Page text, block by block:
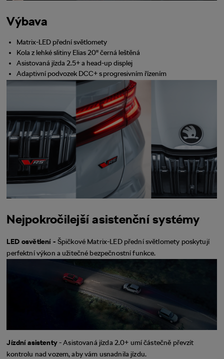
Výbava
Matrix-LED přední světlomety
Kola z lehké slitiny Elias 20" černá leštěná
Asistovaná jízda 2.5+ a head-up displej
Adaptivní podvozek DCC+ s progresivním řízením
Nejpokročilejší asistenční systémy
LED osvětlení - Špičkové Matrix-LED přední světlomety poskytují
perfektní výkon a užitečné bezpečnostní funkce.
Jízdní asistenty- Asistovaná jízda 2.0+ umí částečně převzít
kontrolu nad vozem, aby vám usnadnila jízdu.